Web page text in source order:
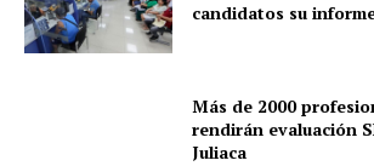
candidatos su
Más de 2000
rendirán evaluación
Juliaca